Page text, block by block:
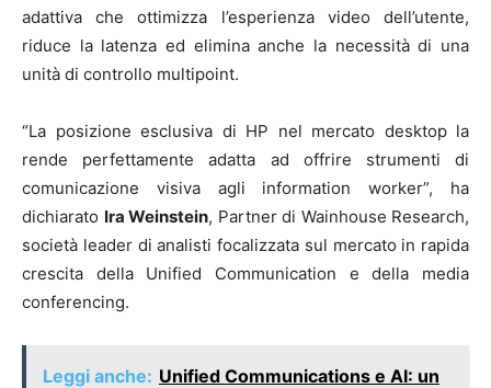
adattiva che ottimizza l’esperienza video dell’utente,
riduce la latenza ed elimina anche la necessità di una
unità di controllo multipoint.
“La posizione esclusiva di HP nel mercato desktop la
rende perfettamente adatta ad offrire strumenti di
comunicazione visiva agli information worker”, ha
dichiarato Ira Weinstein, Partner di Wainhouse Research,
società leader di analisti focalizzata sul mercato in rapida
crescita della Unified Communication e della media
conferencing.
Leggi anche: Unified Communications e AI: un